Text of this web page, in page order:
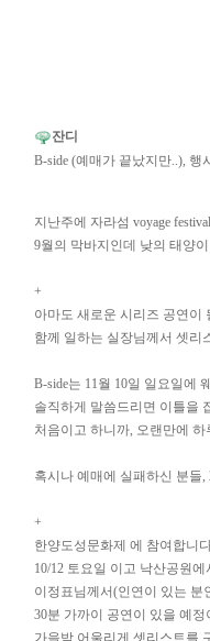
잔디
B-side (예매가 끝났지만..), 행
지난주에 자라섬 voyage
9월의 막바지인데 낮의 태양
+
아마도 새로운 시리즈 공연이
함께 일하는 실장님께서 셋리
B-side는 11월 10일 일요일에
솔직하게 말씀드리면 이틀을
처음이고 하니까, 오랜만에
혹시나 예매에 실패하신 분들
+
한양도성문화제 에 참여합니
10/12 토요일 이고 낙산공원
이정표님께서(인연이 있는 분
30분 가까이 공연이 있을 예
가을밤 어울리게 셋리스트를